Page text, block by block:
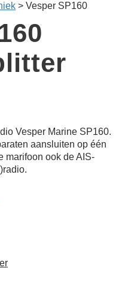
> Vesper SP160
Vesper Marine SP160.
aansluiten op één
marifoon ook de AIS-